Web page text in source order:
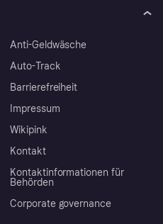
Anti-Geldwäsche
Auto-Track
Barrierefreiheit
Impressum
Wikipink
Kontakt
Kontaktinformationen für
Behörden
Corporate governance